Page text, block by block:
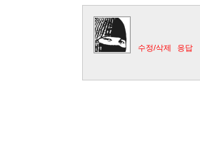
수정/삭제 응답